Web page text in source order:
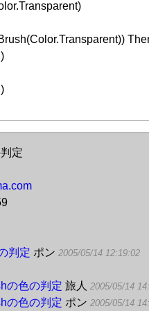
定
判定 ポン 2005/05/14 12:19:02
の色の判定 旅人 2005/05/14
の色の判定 ポン 2005/05/14